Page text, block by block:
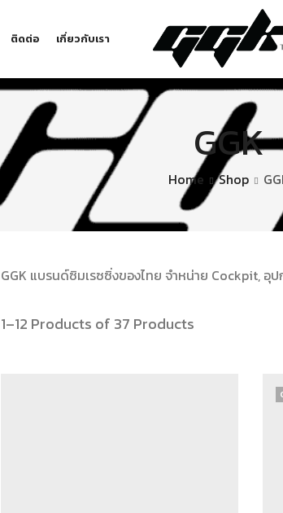
ติดต่อ เกี่ยวกับเรา
GGK
Home Shop
GGK แบรนด์ซิมเรซซิ่งของไทย จำหน่าย Cockpit, อุ
1–12 Products of 37 Products